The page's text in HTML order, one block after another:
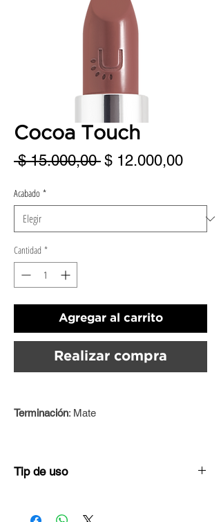
Cocoa Touch
$ 15.000,00 Precio
$ 12.000,00Precio
Acabado *
Cantidad *
Agregar al carrito
Realizar compra
Terminación: Mate
Tip de uso
siguiendo la línea natural de tu boca. No